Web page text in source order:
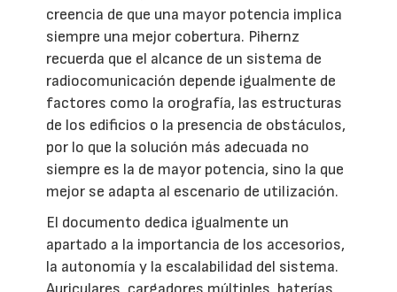
creencia de que una mayor potencia implica
siempre una mejor cobertura. Pihernz
recuerda que el alcance de un sistema de
radiocomunicación depende igualmente de
factores como la orografía, las estructuras
de los edificios o la presencia de obstáculos,
por lo que la solución más adecuada no
siempre es la de mayor potencia, sino la que
mejor se adapta al escenario de utilización.
El documento dedica igualmente un
apartado a la importancia de los accesorios,
la autonomía y la escalabilidad del sistema.